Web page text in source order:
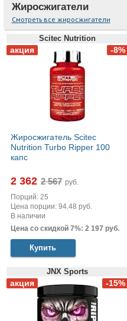
Жиросжигатели
Смотреть все жиросжигатели
Scitec Nutrition
Жиросжигатель Scitec
Nutrition Turbo Ripper 100
капс
2 362
руб.
Порций: 25
Цена порции: 94.48 руб.
В наличии
Цена со скидкой 7%: 2 197 руб.
Купить
JNX Sports